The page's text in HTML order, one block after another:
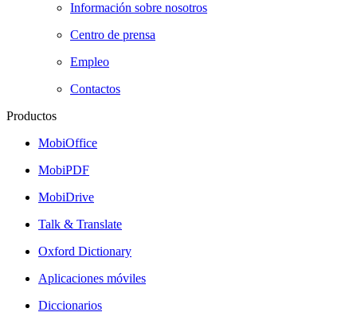
Información sobre nosotros
Centro de prensa
Empleo
Contactos
Productos
MobiOffice
MobiPDF
MobiDrive
Talk & Translate
Oxford Dictionary
Aplicaciones móviles
Diccionarios